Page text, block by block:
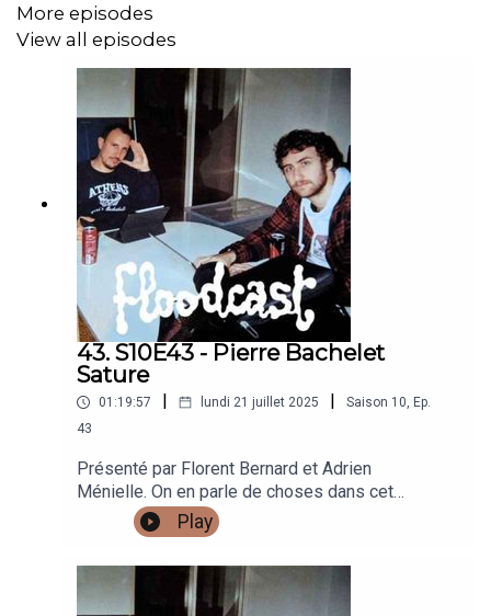
Bises,
More episodes
View all episodes
43. S10E43 - Pierre Bachelet
Sature
01:19:57 lundi 21 juillet 2025 Saison 10, Ep.
43
Présenté par Florent Bernard et Adrien
Ménielle. On en parle de choses dans cet
épisode… pour la dernière fois. Bises,Flo.
Play